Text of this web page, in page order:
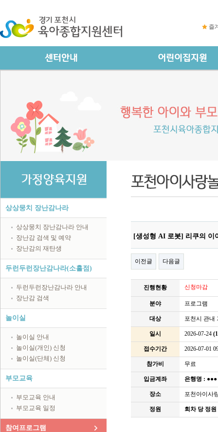
즐
상상뭉치 장난감나라
상상뭉치 장난감나라 안내
장난감 검색 및 예약
장난감의 재탄생
두런두런장난감나라(소흘점)
두런두런장난감나라 안내
장난감 검색
놀이실
놀이실 안내
놀이실(개인) 신청
놀이실(단체) 신청
부모교육
부모교육 안내
부모교육 일정
참여프로그램
[생성형 AI 로봇] 리쿠의 이
이전글 다음글
진행현황 신청마감
분야 프로그램
대상 포천시 관내
일시 2026-07-24
접수기간 2026-07-01
참가비 무료
입금계좌 은행명 :
장소 포천아이사
정원 회차 당 정원